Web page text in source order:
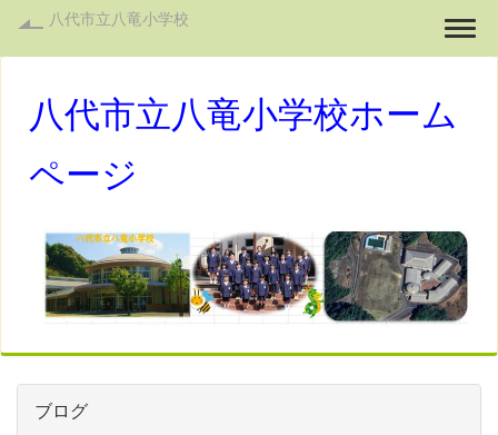
八代市立八竜小学校
八代市立八竜小学校ホーム
ページ
ブログ